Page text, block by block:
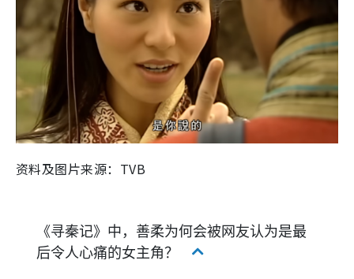
资料及图片来源：TVB
《寻秦记》中，善柔为何会被网友认为是最
后令人心痛的女主角？